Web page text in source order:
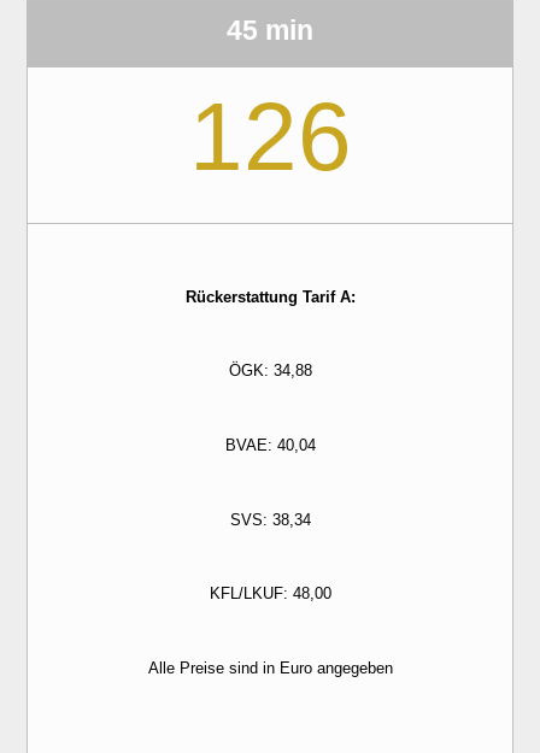
45 min
126
Rückerstattung Tarif A:
ÖGK: 34,88
BVAE: 40,04
SVS: 38,34
KFL/LKUF: 48,00
Alle Preise sind in Euro angegeben